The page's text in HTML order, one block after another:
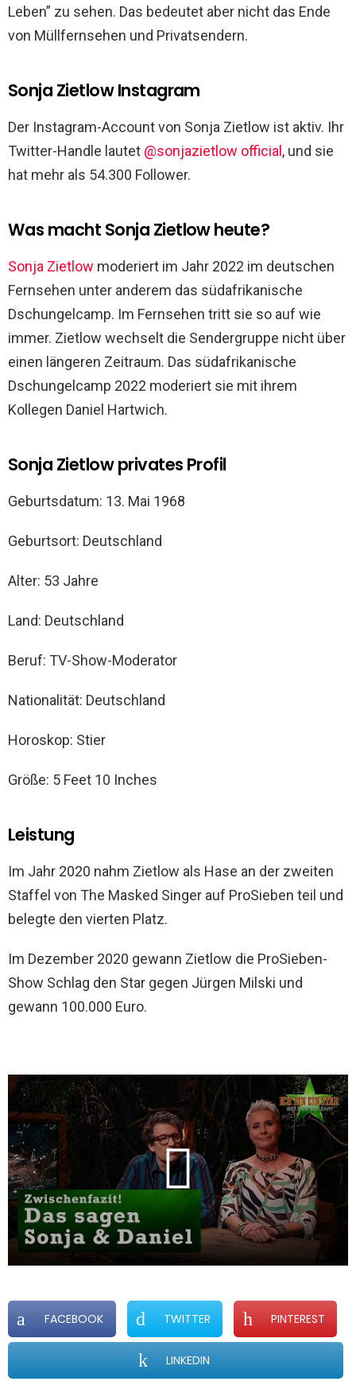
Leben” zu sehen. Das bedeutet aber nicht das Ende
von Müllfernsehen und Privatsendern.
Sonja Zietlow Instagram
Der Instagram-Account von Sonja Zietlow ist aktiv. Ihr
Twitter-Handle lautet @sonjazietlow official, und sie
hat mehr als 54.300 Follower.
Was macht Sonja Zietlow heute?
Sonja Zietlow moderiert im Jahr 2022 im deutschen
Fernsehen unter anderem das südafrikanische
Dschungelcamp. Im Fernsehen tritt sie so auf wie
immer. Zietlow wechselt die Sendergruppe nicht über
einen längeren Zeitraum. Das südafrikanische
Dschungelcamp 2022 moderiert sie mit ihrem
Kollegen Daniel Hartwich.
Sonja Zietlow privates Profil
Geburtsdatum: 13. Mai 1968
Geburtsort: Deutschland
Alter: 53 Jahre
Land: Deutschland
Beruf: TV-Show-Moderator
Nationalität: Deutschland
Horoskop: Stier
Größe: 5 Feet 10 Inches
Leistung
Im Jahr 2020 nahm Zietlow als Hase an der zweiten
Staffel von The Masked Singer auf ProSieben teil und
belegte den vierten Platz.
Im Dezember 2020 gewann Zietlow die ProSieben-
Show Schlag den Star gegen Jürgen Milski und
gewann 100.000 Euro.
FACEBOOK TWITTER PINTEREST
LINKEDIN